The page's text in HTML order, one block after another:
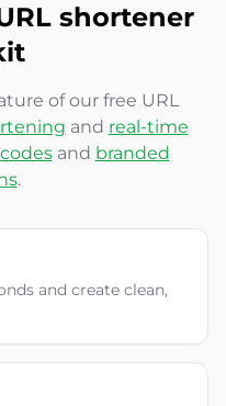
shortener
of our free URL
and real-time
and branded
.
and create clean,